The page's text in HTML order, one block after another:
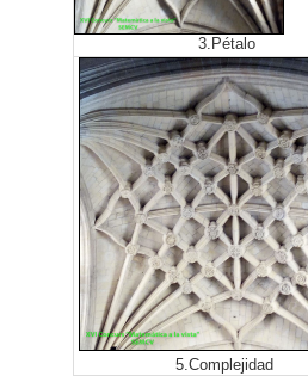
3.Pétalo
5.Complejidad